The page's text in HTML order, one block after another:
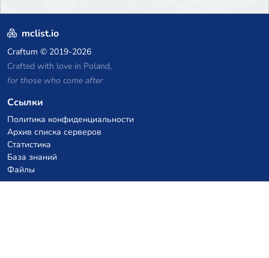
mclist.io
Craftum © 2019-2026
Crafted with love in Poland,
for those who come after
Ссылки
Политика конфиденциальности
Архив списка серверов
Статистика
База знаний
Файлы